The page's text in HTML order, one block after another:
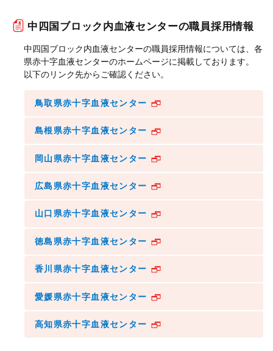
中四国ブロック内血液センターの職員採用情報
中四国ブロック内血液センターの職員採用情報については、各
県赤十字血液センターのホームページに掲載しております。
以下のリンク先からご確認ください。
鳥取県赤十字血液センター
島根県赤十字血液センター
岡山県赤十字血液センター
広島県赤十字血液センター
山口県赤十字血液センター
徳島県赤十字血液センター
香川県赤十字血液センター
愛媛県赤十字血液センター
高知県赤十字血液センター